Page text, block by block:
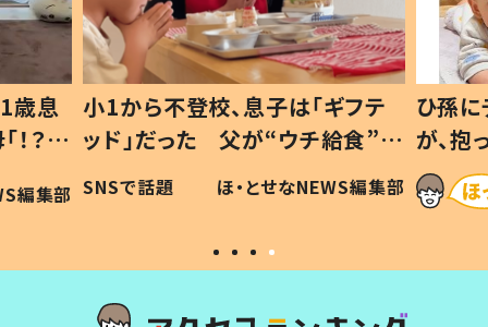
歳息
？」
編集部
小1から不登校、息子は「ギフテ
ッド」だった 父が“ウチ給食”を
作り続ける理由とは #令和の親
#令和の子
SNSで話題 ほ・とせなNEWS編集部
ひ孫
が、
「涙が
い」